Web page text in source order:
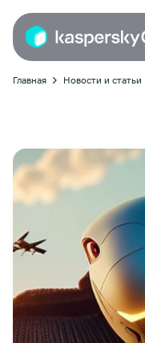
Главная Новости и статьи